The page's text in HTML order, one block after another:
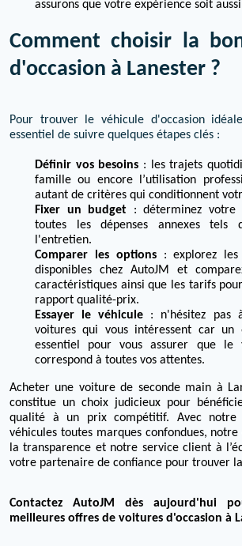
assurons que votre expérience soit
Comment choisir la
d'occasion à Lanester ?
Pour trouver le véhicule d'occasion
essentiel de suivre quelques étapes clés :
Définir vos besoins : les trajets
famille ou encore l’utilisation
autant de critères qui conditionnent
Fixer un budget : déterminez votre
toutes les dépenses annexes tels
l'entretien.
Comparer les options: explorez les
disponibles chez AutoJM et
caractéristiques ainsi que les tarifs
rapport qualité-prix.
Essayer le véhicule : n'hésitez pas
voitures qui vous intéressent car un
essentiel pour vous assurer que le
correspond à toutes vos attentes.
Acheter une voiture de seconde main à
constitue un choix judicieux pour
qualité à un prix compétitif. Avec notre
véhicules toutes marques confondues,
la transparence et notre service client à
votre partenaire de confiance pour trouver
Contactez AutoJM dès aujourd'hui
meilleures offres de voitures d'occasion à